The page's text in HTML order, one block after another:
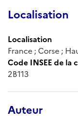
Localisation
Localisation
France ; Corse ;
Code INSEE de la
2B113
Auteur